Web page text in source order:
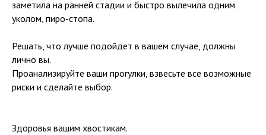
заметила на ранней стадии и быстро вылечила одним
уколом, пиро-стопа.
Решать, что лучше подойдет в вашем случае, должны
лично вы.
Проанализируйте ваши прогулки, взвесьте все возможные
риски и сделайте выбор.
Здоровья вашим хвостикам.